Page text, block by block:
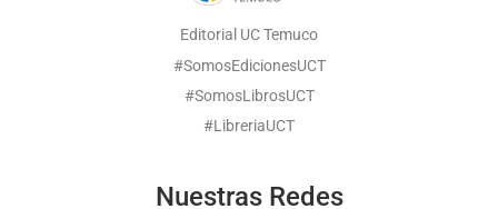
Editorial UC Temuco
#SomosEdicionesUCT
#SomosLibrosUCT
#LibreriaUCT
Nuestras Redes